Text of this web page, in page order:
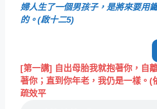
婦人生了一個男孩子，是將來要用
的。(啟十二5)
[第一講] 自出母胎我就抱著你，自
著你；直到你年老，我仍是一樣。(
疏效平